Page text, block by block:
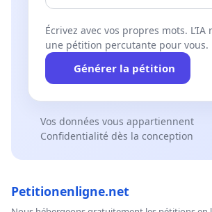
Écrivez avec vos propres mots. L’IA
une pétition percutante pour vous.
Générer la pétition
Vos données vous appartiennent
Confidentialité dès la conception
Petitionenligne.net